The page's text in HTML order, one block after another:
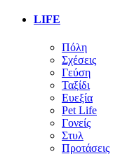
LIFE
Πόλη
Σχέσεις
Γεύση
Ταξίδι
Ευεξία
Pet Life
Γονείς
Στυλ
Προτάσεις